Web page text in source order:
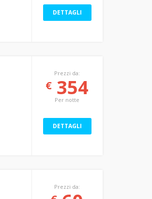
DETTAGLI
Prezzi da:
€ 354
Per notte
DETTAGLI
Prezzi da: